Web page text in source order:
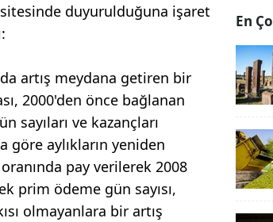
sitesinde duyurulduğuna işaret
artış meydana getiren bir
2000'den önce bağlanan
sayıları ve kazançları
aylıkların yeniden
pay verilerek 2008
prim ödeme gün sayısı,
olmayanlara bir artış
En